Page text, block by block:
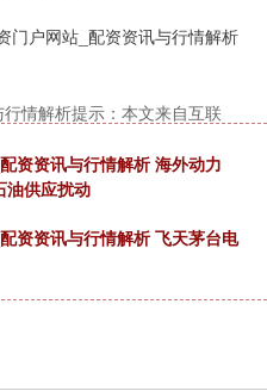
门户网站_配资资讯与行情解析
情解析提示：本文来自互联
资资讯与行情解析 海外动力
油供应扰动
资资讯与行情解析 飞天茅台电